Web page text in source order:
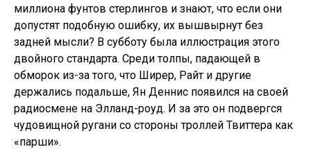
миллиона фунтов стерлингов и знают, что если они
допустят подобную ошибку, их вышвырнут без
задней мысли? В субботу была иллюстрация этого
двойного стандарта. Среди толпы, падающей в
обморок из-за того, что Ширер, Райт и другие
держались подальше, Ян Деннис появился на своей
радиосмене на Элланд-роуд. И за это он подвергся
чудовищной ругани со стороны троллей Твиттера как
«парши».